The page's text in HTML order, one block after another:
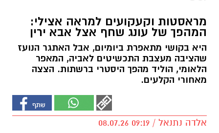
מראסטות וקעקועים למראה אצילי:
המהפך של עונג שחף אצל אבא ירין
היא בקושי מתאפרת ביומיום, אבל האתגר הנועז
שהציבה מעצבת התכשיטים לאביה, המאפר
הלאומי, הוליד מהפך היסטרי ברשתות. הצצה
מאחורי הקלעים.
אלדה נתנאל / 09:19 08.07.26